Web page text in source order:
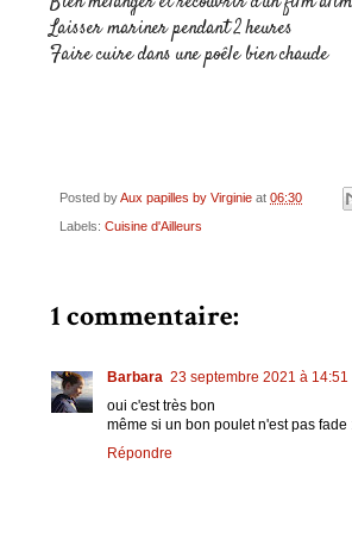
Laisser mariner pendant 2 heures
Faire cuire dans une poêle bien chaude
Posted byAux papilles by Virginie at 06:30
Labels: Cuisine d'Ailleurs
1 commentaire:
Barbara 23 septembre 2021 à 14:51
oui c'est très bon
même si un bon poulet n'est pas fade
Répondre